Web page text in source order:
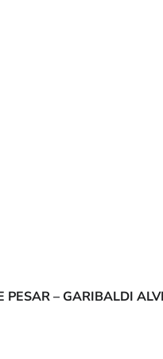
PESAR – GARIBALDI